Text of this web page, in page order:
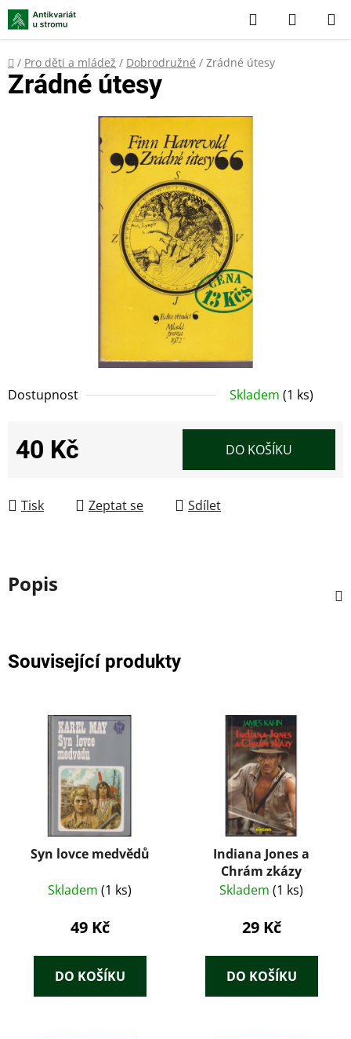
Přejít
na
obsah
Hledat
KOŠÍK
Domů
/ Pro děti a mládež / Dobrodružné / Zrádné útesy
Dostupnost Skladem (1 ks)
40 Kč DO KOŠÍKU
Tisk Zeptat se Sdílet
Zrádné útesy
Popis
Související produkty
Syn lovce medvědů
Skladem (1 ks)
49 Kč
DO KOŠÍKU
Indiana Jones a
Chrám zkázy
Skladem (1 ks)
29 Kč
DO KOŠÍKU